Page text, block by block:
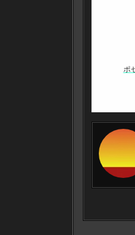
ポ